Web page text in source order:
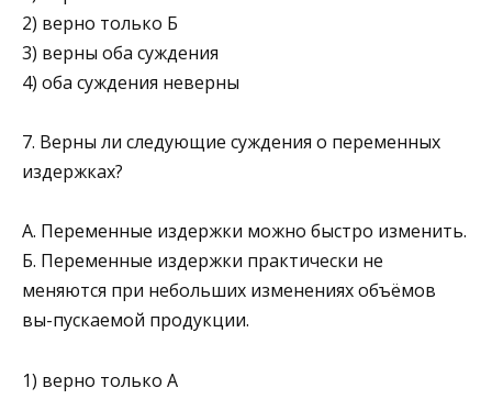
2) верно только Б
3) верны оба суждения
4) оба суждения неверны
7. Верны ли следующие суждения о переменных
издержках?
А. Переменные издержки можно быстро изменить.
Б. Переменные издержки практически не
меняются при небольших изменениях объёмов
вы-пускаемой продукции.
1) верно только А